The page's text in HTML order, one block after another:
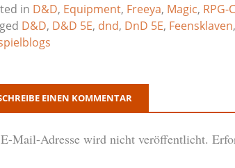
in D&D, Equipment, Freeya, Magic, RPG-
D&D, D&D 5E, dnd, DnD 5E, Feensklaven,
EINEN KOMMENTAR
Mail-Adresse wird nicht veröffentlicht.